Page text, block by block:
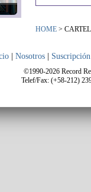
HOME >
Nosotros Suscripción
©1990-2026 Record
Telef/Fax: (+58-212)